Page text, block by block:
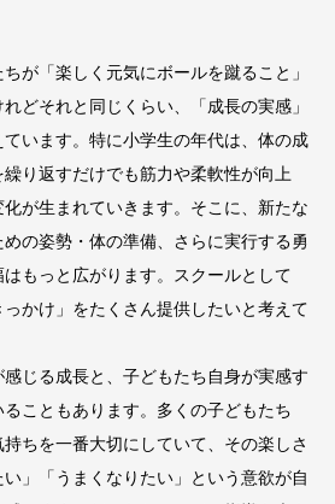
が「楽しく元気にボールを蹴ること」
どそれと同じくらい、「成長の実感」
います。特に小学生の年代は、体の成
り返すだけでも筋力や柔軟性が向上
が生まれていきます。そこに、新たな
の姿勢・体の準備、さらに実行する勇
もっと広がります。スクールとして
かけ」をたくさん提供したいと考えて
じる成長と、子どもたち自身が実感す
こともあります。多くの子どもたち
ちを一番大切にしていて、その楽しさ
」「うまくなりたい」という意欲が自